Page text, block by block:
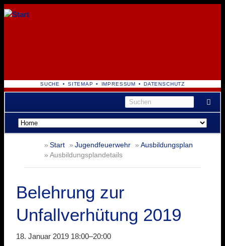
NAVIGATION
ÜBERSPRINGEN
SUCHE SITEMAP IMPRESSUM DATENSCHUTZ
Navigation
überspringen
Start Jugendfeuerwehr
Ausbildungsplan
Ausbildungsplandetails
Belehrung zur
Unfallverhütung 2019
18. Januar 2019 18:00–20:00